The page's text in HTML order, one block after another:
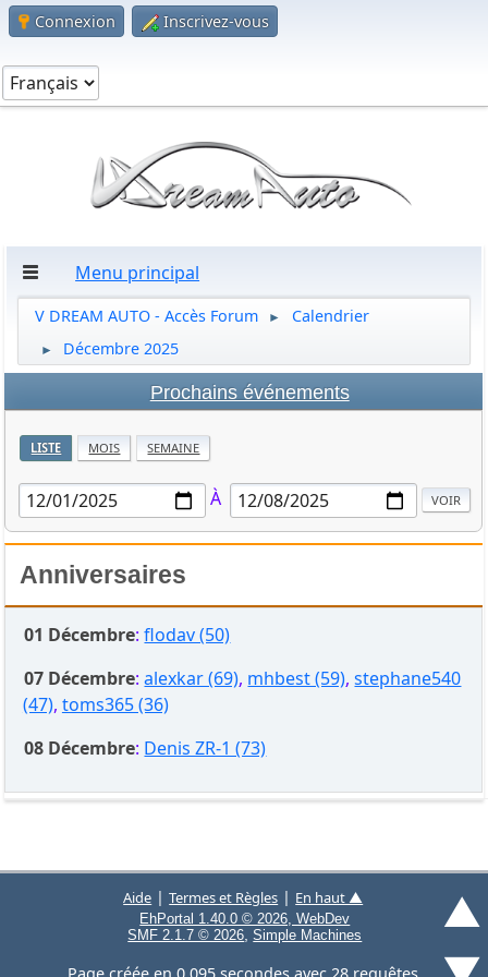
Connexion Inscrivez-vous
Menu principal
V DREAM AUTO - Accès Forum ► Calendrier
► Décembre 2025
Prochains événements
LISTE MOIS SEMAINE
À
Anniversaires
01 Décembre:flodav (50)
07 Décembre:alexkar (69), mhbest (59),stephane540
(47), toms365 (36)
08 Décembre: Denis ZR-1 (73)
▲
Aide |Termes et Règles | En haut ▲
EhPortal 1.40.0 © 2026, WebDev
SMF 2.1.7 © 2026 ,Simple Machines